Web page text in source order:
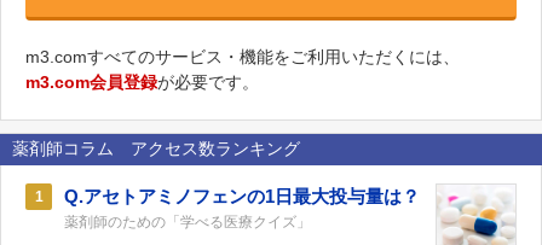
m3.comすべてのサービス・機能をご利用いただくには、
m3.com会員登録が必要です。
薬剤師コラム アクセス数ランキング
1 Q.アセトアミノフェンの1日最大投与量は？
薬剤師のための「学べる医療クイズ」